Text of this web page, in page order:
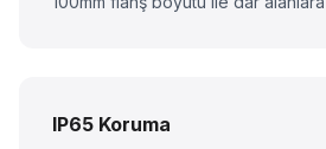
IP65 Koruma